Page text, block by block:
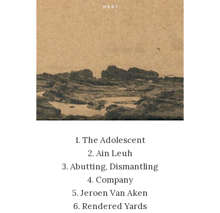
1. The Adolescent
2. Ain Leuh
3. Abutting, Dismantling
4. Company
5. Jeroen Van Aken
6. Rendered Yards